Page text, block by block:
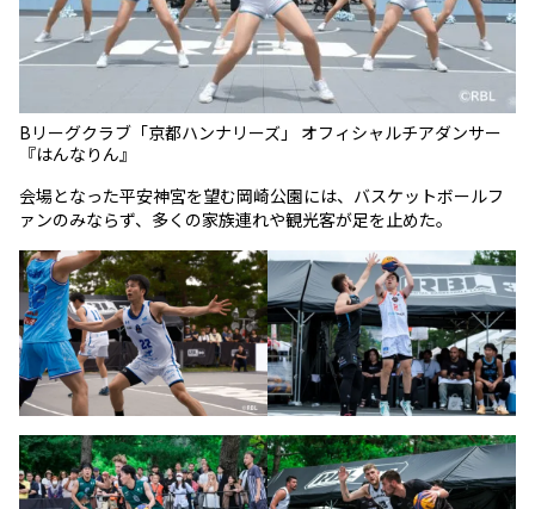
Bリーグクラブ「京都ハンナリーズ」 オフィシャルチアダンサー
『はんなりん』
会場となった平安神宮を望む岡崎公園には、バスケットボールフ
ァンのみならず、多くの家族連れや観光客が足を止めた。